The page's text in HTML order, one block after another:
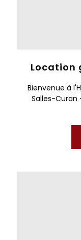
Location
Bienvenue à
Salles-Curan